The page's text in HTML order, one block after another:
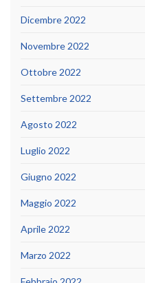
Dicembre 2022
Novembre 2022
Ottobre 2022
Settembre 2022
Agosto 2022
Luglio 2022
Giugno 2022
Maggio 2022
Aprile 2022
Marzo 2022